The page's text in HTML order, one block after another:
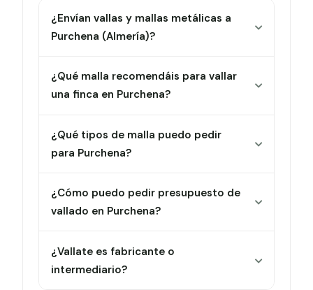
¿Envían vallas y mallas metálicas a
Purchena (Almería)?
¿Qué malla recomendáis para vallar
una finca en Purchena?
¿Qué tipos de malla puedo pedir
para Purchena?
¿Cómo puedo pedir presupuesto de
vallado en Purchena?
¿Vallate es fabricante o
intermediario?